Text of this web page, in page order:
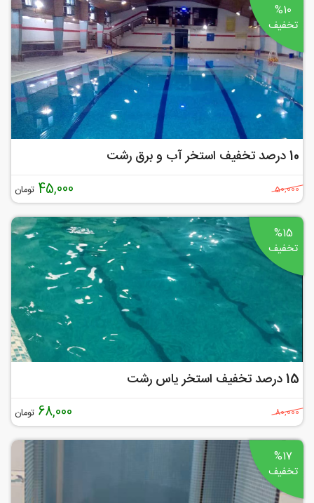
%10
تخفیف
10 درصد تخفیف استخر آب و برق رشت
50,000
45,000 تومان
%15
تخفیف
15 درصد تخفیف استخر یاس رشت
80,000
68,000 تومان
%17
تخفیف